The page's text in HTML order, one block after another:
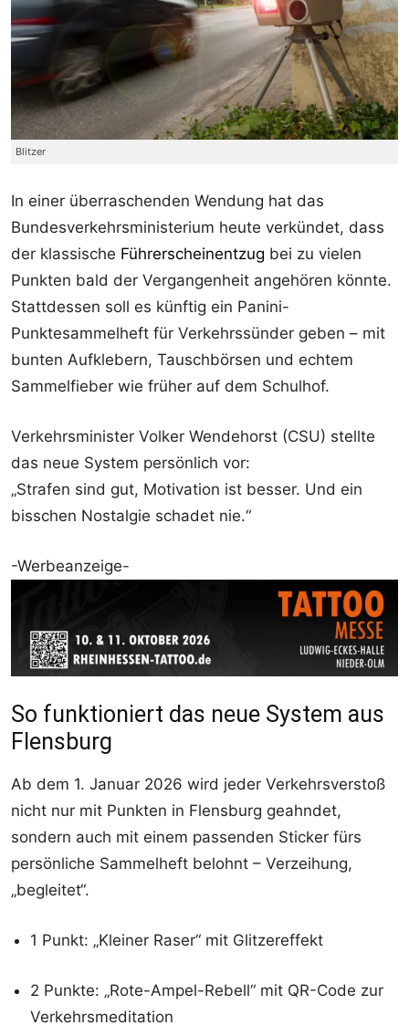
Blitzer
In einer überraschenden Wendung hat das
Bundesverkehrsministerium heute verkündet, dass
der klassische Führerscheinentzug bei zu vielen
Punkten bald der Vergangenheit angehören könnte.
Stattdessen soll es künftig ein Panini-
Punktesammelheft für Verkehrssünder geben – mit
bunten Aufklebern, Tauschbörsen und echtem
Sammelfieber wie früher auf dem Schulhof.
Verkehrsminister Volker Wendehorst (CSU) stellte
das neue System persönlich vor:
„Strafen sind gut, Motivation ist besser. Und ein
bisschen Nostalgie schadet nie.“
-Werbeanzeige-
So funktioniert das neue System aus
Flensburg
Ab dem 1. Januar 2026 wird jeder Verkehrsverstoß
nicht nur mit Punkten in Flensburg geahndet,
sondern auch mit einem passenden Sticker fürs
persönliche Sammelheft belohnt – Verzeihung,
„begleitet“.
1 Punkt: „Kleiner Raser“ mit Glitzereffekt
2 Punkte: „Rote-Ampel-Rebell“ mit QR-Code zur
Verkehrsmeditation